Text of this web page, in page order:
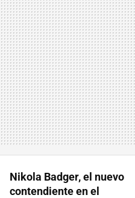
Nikola Badger, el nuevo
contendiente en el